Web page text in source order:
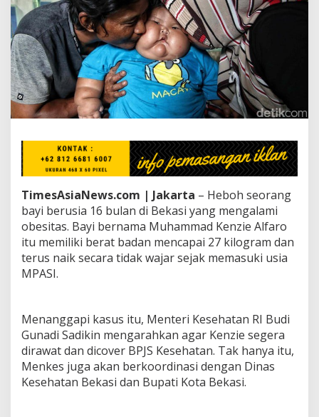
a
s
i
U
m
u
r
1
6
B
l
a
n
u
n
y
a
B
g
TimesAsiaNews.com | Jakarta – Heboh seorang
bayi berusia 16 bulan di Bekasi yang mengalami
obesitas. Bayi bernama Muhammad Kenzie Alfaro
itu memiliki berat badan mencapai 27 kilogram dan
terus naik secara tidak wajar sejak memasuki usia
MPASI.
Menanggapi kasus itu, Menteri Kesehatan RI Budi
Gunadi Sadikin mengarahkan agar Kenzie segera
dirawat dan dicover BPJS Kesehatan. Tak hanya itu,
Menkes juga akan berkoordinasi dengan Dinas
Kesehatan Bekasi dan Bupati Kota Bekasi.